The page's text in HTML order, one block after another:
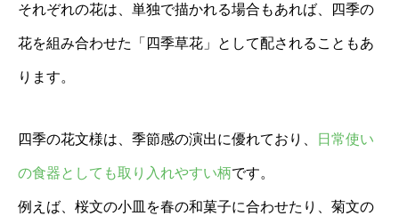
それぞれの花は、単独で描かれる場合もあれば、四季の
花を組み合わせた「四季草花」として配されることもあ
ります。
四季の花文様は、季節感の演出に優れており、 日常使い
の食器としても取り入れやすい柄です。
例えば、桜文の小皿を春の和菓子に合わせたり、菊文の